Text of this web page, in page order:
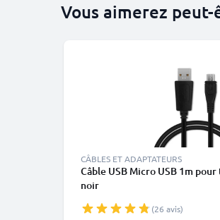
Vous aimerez peut-
CÂBLES ET ADAPTATEURS
Câble USB Micro USB 1m
noir
(26 avis)